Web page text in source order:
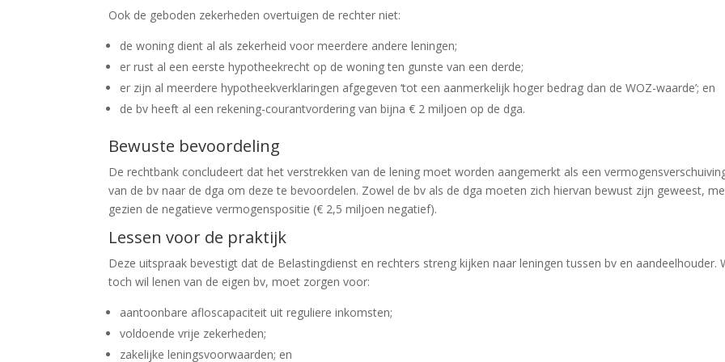
Ook de geboden zekerheden overtuigen de rechter niet:
de woning dient al als zekerheid voor meerdere andere leningen;
er rust al een eerste hypotheekrecht op de woning ten gunste van een derde;
er zijn al meerdere hypotheekverklaringen afgegeven ‘tot een aanmerkelijk hoger bedrag dan de WOZ-waarde’; en
de bv heeft al een rekening-courantvordering van bijna € 2 miljoen op de dga.
Bewuste bevoordeling
De rechtbank concludeert dat het verstrekken van de lening moet worden aangemerkt als een
van de bv naar de dga om deze te bevoordelen. Zowel de bv als de dga moeten zich hiervan bewust zijn geweest,
gezien de negatieve vermogenspositie (€ 2,5 miljoen negatief).
Lessen voor de praktijk
Deze uitspraak bevestigt dat de Belastingdienst en rechters streng kijken naar leningen tussen bv en aandeelhouder.
toch wil lenen van de eigen bv, moet zorgen voor:
aantoonbare afloscapaciteit uit reguliere inkomsten;
voldoende vrije zekerheden;
zakelijke leningsvoorwaarden; en